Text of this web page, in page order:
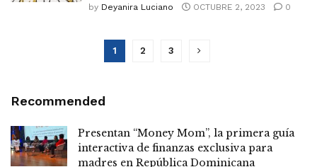
by Deyanira Luciano OCTUBRE 2, 2023 0
1 2 3
Recommended
Presentan “Money Mom”, la primera guía
interactiva de finanzas exclusiva para
madres en República Dominicana